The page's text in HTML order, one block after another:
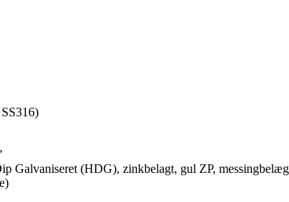
(HDG), zinkbelagt, gul ZP,